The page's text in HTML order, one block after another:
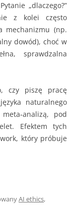
„dlaczego?”
z kolei często
mechanizmu (np.
dowód), choć w
sprawdzalna
czy piszę pracę
naturalnego
pod
Efektem tych
który próbuje
AI ethics,